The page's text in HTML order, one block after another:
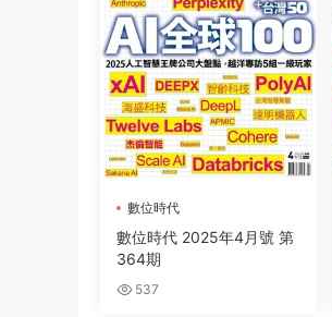
數位時代
數位時代 2025年4月號 第
364期
537